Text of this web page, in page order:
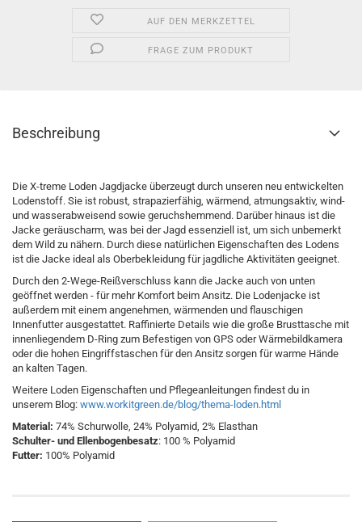
AUF DEN MERKZETTEL
FRAGE ZUM PRODUKT
Beschreibung
Die X-treme Loden Jagdjacke überzeugt durch unseren neu entwickelten
Lodenstoff. Sie ist robust, strapazierfähig, wärmend, atmungsaktiv, wind-
und wasserabweisend sowie geruchshemmend. Darüber hinaus ist die
Jacke geräuscharm, was bei der Jagd essenziell ist, um sich unbemerkt
dem Wild zu nähern. Durch diese natürlichen Eigenschaften des Lodens
ist die Jacke ideal als Oberbekleidung für jagdliche Aktivitäten geeignet.
Durch den 2-Wege-Reißverschluss kann die Jacke auch von unten
geöffnet werden - für mehr Komfort beim Ansitz. Die Lodenjacke ist
außerdem mit einem angenehmen, wärmenden und flauschigen
Innenfutter ausgestattet. Raffinierte Details wie die große Brusttasche mit
innenliegendem D-Ring zum Befestigen von GPS oder Wärmebildkamera
oder die hohen Eingriffstaschen für den Ansitz sorgen für warme Hände
an kalten Tagen.
Weitere Loden Eigenschaften und Pflegeanleitungen findest du in
unserem Blog: www.workitgreen.de/blog/thema-loden.html
Material: 74% Schurwolle, 24% Polyamid, 2% Elasthan
Schulter- und Ellenbogenbesatz: 100 % Polyamid
Futter: 100% Polyamid